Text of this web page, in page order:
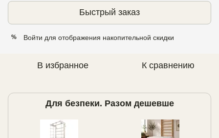
Быстрый заказ
% Войти для отображения накопительной скидки
В избранное К сравнению
Для безпеки. Разом дешевше